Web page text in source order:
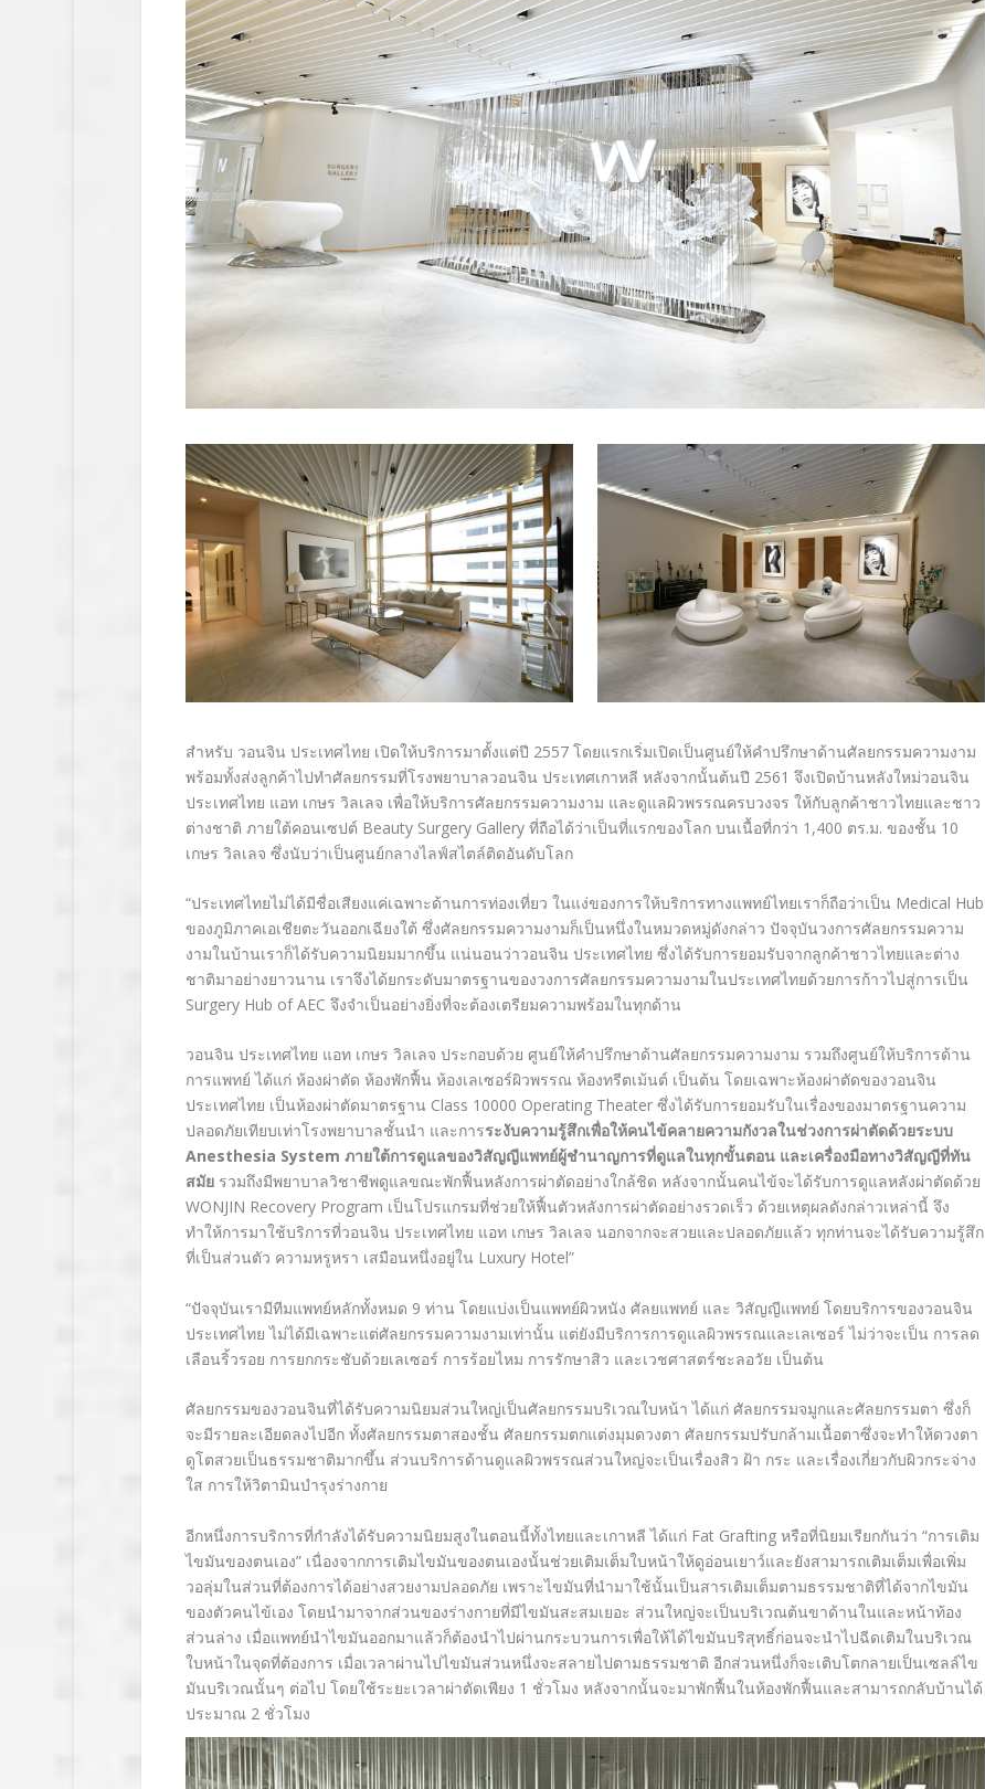
สำหรับ วอนจิน ประเทศไทย เปิดให้บริการมาตั้งแต่ปี 2557 โดยแรกเริ่มเปิดเป็นศูนย์ให้คำปรึกษาด้านศัลยกรรมความงาม
พร้อมทั้งส่งลูกค้าไปทำศัลยกรรมที่โรงพยาบาลวอนจิน ประเทศเกาหลี หลังจากนั้นต้นปี 2561 จึงเปิดบ้านหลังใหม่วอนจิน
ประเทศไทย แอท เกษร วิลเลจ เพื่อให้บริการศัลยกรรมความงาม และดูแลผิวพรรณครบวงจร ให้กับลูกค้าชาวไทยและชาว
ต่างชาติ ภายใต้คอนเซปต์ Beauty Surgery Gallery ที่ถือได้ว่าเป็นที่แรกของโลก บนเนื้อที่กว่า 1,400 ตร.ม. ของชั้น 10
เกษร วิลเลจ ซึ่งนับว่าเป็นศูนย์กลางไลฟ์สไตล์ติดอันดับโลก
“ประเทศไทยไม่ได้มีชื่อเสียงแค่เฉพาะด้านการท่องเที่ยว ในแง่ของการให้บริการทางแพทย์ไทยเราก็ถือว่าเป็น Medical Hub
ของภูมิภาคเอเชียตะวันออกเฉียงใต้ ซึ่งศัลยกรรมความงามก็เป็นหนึ่งในหมวดหมู่ดังกล่าว ปัจจุบันวงการศัลยกรรมความ
งามในบ้านเราก็ได้รับความนิยมมากขึ้น แน่นอนว่าวอนจิน ประเทศไทย ซึ่งได้รับการยอมรับจากลูกค้าชาวไทยและต่าง
ชาติมาอย่างยาวนาน เราจึงได้ยกระดับมาตรฐานของวงการศัลยกรรมความงามในประเทศไทยด้วยการก้าวไปสู่การเป็น
Surgery Hub of AEC จึงจำเป็นอย่างยิ่งที่จะต้องเตรียมความพร้อมในทุกด้าน
วอนจิน ประเทศไทย แอท เกษร วิลเลจ ประกอบด้วย ศูนย์ให้คำปรึกษาด้านศัลยกรรมความงาม รวมถึงศูนย์ให้บริการด้าน
การแพทย์ ได้แก่ ห้องผ่าตัด ห้องพักฟื้น ห้องเลเซอร์ผิวพรรณ ห้องทรีตเม้นต์ เป็นต้น โดยเฉพาะห้องผ่าตัดของวอนจิน
ประเทศไทย เป็นห้องผ่าตัดมาตรฐาน Class 10000 Operating Theater ซึ่งได้รับการยอมรับในเรื่องของมาตรฐานความ
ปลอดภัยเทียบเท่าโรงพยาบาลชั้นนำ และการระงับความรู้สึกเพื่อให้คนไข้คลายความกังวลในช่วงการผ่าตัดด้วยระบบ
Anesthesia System ภายใต้การดูแลของวิสัญญีแพทย์ผู้ชำนาญการที่ดูแลในทุกขั้นตอน และเครื่องมือทางวิสัญญีที่ทัน
สมัยรวมถึงมีพยาบาลวิชาชีพดูแลขณะพักฟื้นหลังการผ่าตัดอย่างใกล้ชิด หลังจากนั้นคนไข้จะได้รับการดูแลหลังผ่าตัดด้วย
WONJIN Recovery Program เป็นโปรแกรมที่ช่วยให้ฟื้นตัวหลังการผ่าตัดอย่างรวดเร็ว ด้วยเหตุผลดังกล่าวเหล่านี้ จึง
ทำให้การมาใช้บริการที่วอนจิน ประเทศไทย แอท เกษร วิลเลจ นอกจากจะสวยและปลอดภัยแล้ว ทุกท่านจะได้รับความรู้สึก
ที่เป็นส่วนตัว ความหรูหรา เสมือนหนึ่งอยู่ใน Luxury Hotel”
“ปัจจุบันเรามีทีมแพทย์หลักทั้งหมด 9 ท่าน โดยแบ่งเป็นแพทย์ผิวหนัง ศัลยแพทย์ และ วิสัญญีแพทย์ โดยบริการของวอนจิน
ประเทศไทย ไม่ได้มีเฉพาะแต่ศัลยกรรมความงามเท่านั้น แต่ยังมีบริการการดูแลผิวพรรณและเลเซอร์ ไม่ว่าจะเป็น การลด
เลือนริ้วรอย การยกกระชับด้วยเลเซอร์ การร้อยไหม การรักษาสิว และเวชศาสตร์ชะลอวัย เป็นต้น
ศัลยกรรมของวอนจินที่ได้รับความนิยมส่วนใหญ่เป็นศัลยกรรมบริเวณใบหน้า ได้แก่ ศัลยกรรมจมูกและศัลยกรรมตา ซึ่งก็
จะมีรายละเอียดลงไปอีก ทั้งศัลยกรรมตาสองชั้น ศัลยกรรมตกแต่งมุมดวงตา ศัลยกรรมปรับกล้ามเนื้อตาซึ่งจะทำให้ดวงตา
ดูโตสวยเป็นธรรมชาติมากขึ้น ส่วนบริการด้านดูแลผิวพรรณส่วนใหญ่จะเป็นเรื่องสิว ฝ้า กระ และเรื่องเกี่ยวกับผิวกระจ่าง
ใส การให้วิตามินบำรุงร่างกาย
อีกหนึ่งการบริการที่กำลังได้รับความนิยมสูงในตอนนี้ทั้งไทยและเกาหลี ได้แก่ Fat Grafting หรือที่นิยมเรียกกันว่า “การเติม
ไขมันของตนเอง” เนื่องจากการเติมไขมันของตนเองนั้นช่วยเติมเต็มใบหน้าให้ดูอ่อนเยาว์และยังสามารถเติมเต็มเพื่อเพิ่ม
วอลุ่มในส่วนที่ต้องการได้อย่างสวยงามปลอดภัย เพราะไขมันที่นำมาใช้นั้นเป็นสารเติมเต็มตามธรรมชาติที่ได้จากไขมัน
ของตัวคนไข้เอง โดยนำมาจากส่วนของร่างกายที่มีไขมันสะสมเยอะ ส่วนใหญ่จะเป็นบริเวณต้นขาด้านในและหน้าท้อง
ส่วนล่าง เมื่อแพทย์นำไขมันออกมาแล้วก็ต้องนำไปผ่านกระบวนการเพื่อให้ได้ไขมันบริสุทธิ์ก่อนจะนำไปฉีดเติมในบริเวณ
ใบหน้าในจุดที่ต้องการ เมื่อเวลาผ่านไปไขมันส่วนหนึ่งจะสลายไปตามธรรมชาติ อีกส่วนหนึ่งก็จะเติบโตกลายเป็นเซลล์ไข
มันบริเวณนั้นๆ ต่อไป โดยใช้ระยะเวลาผ่าตัดเพียง 1 ชั่วโมง หลังจากนั้นจะมาพักฟื้นในห้องพักฟื้นและสามารถกลับบ้านได้
ประมาณ 2 ชั่วโมง